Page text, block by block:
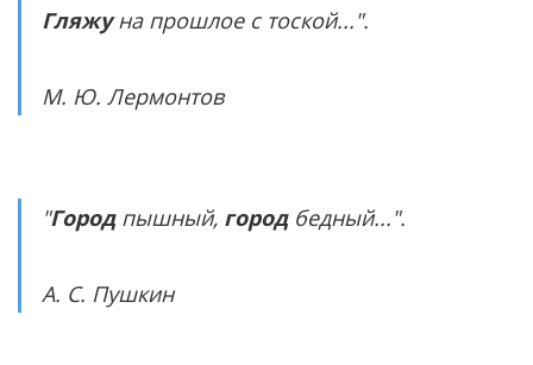
Гляжуна прошлое с тоской...".
М. Ю. Лермонтов
"Городпышный, город бедный...".
А. С. Пушкин